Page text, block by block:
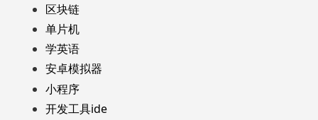
区块链
单片机
学英语
安卓模拟器
小程序
开发工具ide